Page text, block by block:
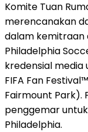
Komite Tuan
merencanakan
dalam kemitraan
Philadelphia
kredensial media
FIFA Fan
Fairmount Park).
penggemar
Philadelphia.